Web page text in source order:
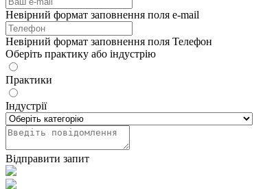
Невірний формат заповнення поля e-mail
Невірний формат заповнення поля Телефон
Оберіть практику або індустрію
Практики
Індустрії
Відправити запит